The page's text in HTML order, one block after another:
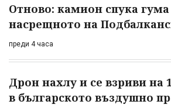
Отново: камион спука гума
насрещното на
преди 4 часа
Дрон нахлу и се взриви на
в българското въздушно